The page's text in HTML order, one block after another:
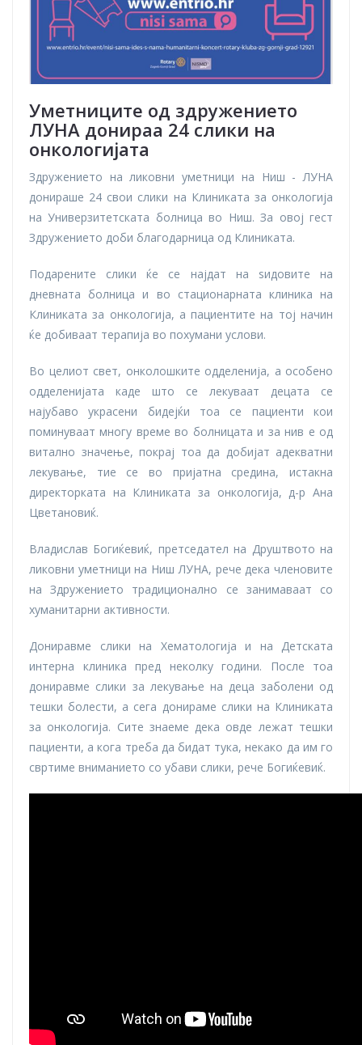
Уметниците од здружението
ЛУНА донираа 24 слики на
онкологијата
Здружението на ликовни уметници на Ниш - ЛУНА
донираше 24 свои слики на Клиниката за онкологија
на Универзитетската болница во Ниш. За овој гест
Здружението доби благодарница од Клиниката.
Подарените слики ќе се најдат на ѕидовите на
дневната болница и во стационарната клиника на
Клиниката за онкологија, а пациентите на тој начин
ќе добиваат терапија во похумани услови.
Во целиот свет, онколошките одделенија, а особено
одделенијата каде што се лекуваат децата се
најубаво украсени бидејќи тоа се пациенти кои
поминуваат многу време во болницата и за нив е од
витално значење, покрај тоа да добијат адекватни
лекување, тие се во пријатна средина, истакна
директорката на Клиниката за онкологија, д-р Ана
Цветановиќ.
Владислав Богиќевиќ, претседател на Друштвото на
ликовни уметници на Ниш ЛУНА, рече дека членовите
на Здружението традиционално се занимаваат со
хуманитарни активности.
Дониравме слики на Хематологија и на Детската
интерна клиника пред неколку години. После тоа
дониравме слики за лекување на деца заболени од
тешки болести, а сега донираме слики на Клиниката
за онкологија. Сите знаеме дека овде лежат тешки
пациенти, а кога треба да бидат тука, некако да им го
свртиме вниманието со убави слики, рече Богиќевиќ.